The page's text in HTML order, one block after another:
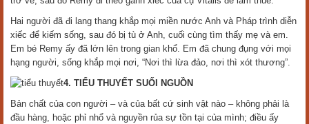
Hai người đã đi lang thang khắp mọi miền nước Anh và Pháp trình diễn
xiếc để kiếm sống, sau đó bị tù ở Anh, cuối cùng tìm thấy mẹ và em.
Em bé Remy ấy đã lớn lên trong gian khổ. Em đã chung đụng với mọi
hạng người, sống khắp mọi nơi, “Nơi thì lừa đảo, nơi thì xót thương”.
4. TIỂU THUYẾT SUỐI NGUỒN
Bản chất của con người – và của bất cứ sinh vật nào – không phải là
đầu hàng, hoặc phỉ nhổ và nguyền rủa sự tồn tại của mình; điều ấy